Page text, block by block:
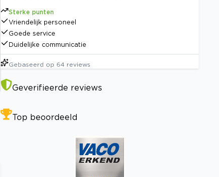
Sterke punten
Vriendelijk personeel
Goede service
Duidelijke communicatie
Gebaseerd op 64 reviews
Geverifieerde reviews
Top beoordeeld